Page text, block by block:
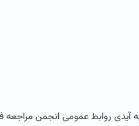
روابط عمومی انجمن مراجعه